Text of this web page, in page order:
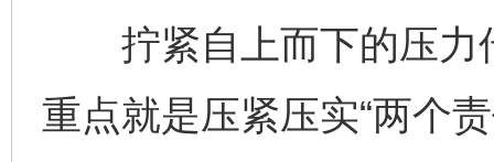
拧紧自上而下的压力
重点就是压紧压实“两个